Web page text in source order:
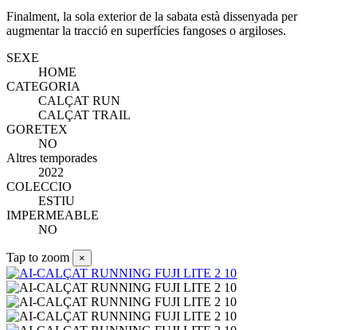
Finalment, la sola exterior de la sabata està dissenyada per
augmentar la tracció en superfícies fangoses o argiloses.
SEXE
HOME
CATEGORIA
CALÇAT RUN
CALÇAT TRAIL
GORETEX
NO
Altres temporades
2022
COLECCIO
ESTIU
IMPERMEABLE
NO
Tap to zoom ×